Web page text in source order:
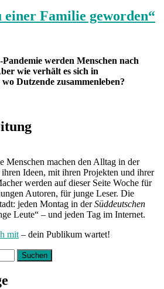
Familie geworden“
werden Menschen nach
wie verhält es sich in
Dutzende zusammenleben?
Menschen machen den Alltag in der
Ideen, mit ihren Projekten und ihrer
werden auf dieser Seite Woche für
Autoren, für junge Leser. Die
jeden Montag in derSüddeutschen
Leute“ – und jeden Tag im Internet.
mit – dein Publikum wartet!